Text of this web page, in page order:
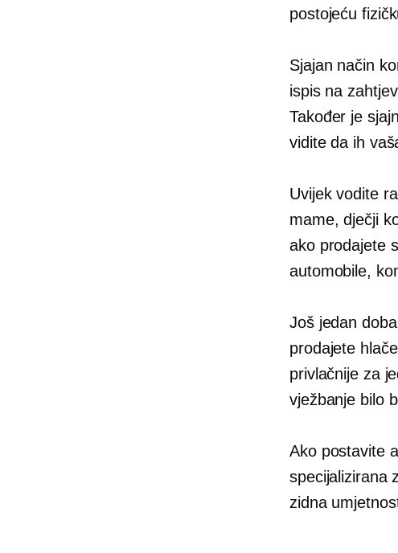
postojeću
Sjajan način
ispis na zahtjev
Također je
vidite da ih
Uvijek vodite
mame, dječji
ako prodajete
automobile,
Još jedan
prodajete
privlačnije za
vježbanje bilo
Ako postavite a
specijalizirana
zidna